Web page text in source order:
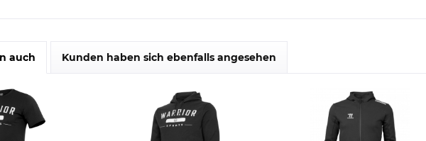
auch Kunden haben sich ebenfalls angesehen